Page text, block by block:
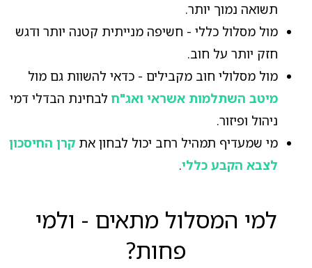
תשואה נמוך יותר.
מול מסלול כללי - חשיפה מנייתית קטנה יותר ודגש
חזק יותר על חוב.
מול מסלולי חוב מקבילים - כדאי להשוות גם מול
מיטב השתלמות אשראי ואג"חלבחינת הבדלי דמי
ניהול ופיזור.
מי שמעדיף תמהיל רחב יכול לבחון את קרן החיסכון
לצבא הקבע כללי.
למי המסלול מתאים - ולמי
פחות?